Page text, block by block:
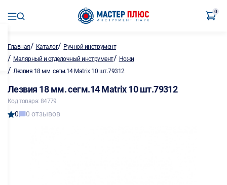
0
Главная/ Каталог/ Ручной инструмент
/ Малярный и отделочный инструмент/ Ножи
/ Лезвия 18 мм. сегм.14 Matrix 10 шт.79312
Лезвия 18 мм. сегм.14 Matrix 10 шт.79312
Код товара: 84779
0 0 отзывов